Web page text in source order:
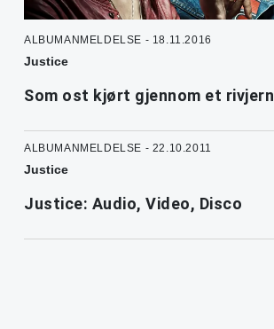
ALBUMANMELDELSE - 18.11.2016
Justice
Som ost kjørt gjennom et rivjern
ALBUMANMELDELSE - 22.10.2011
Justice
Justice: Audio, Video, Disco